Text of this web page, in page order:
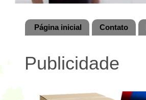
Página inicial Contato
Publicidade